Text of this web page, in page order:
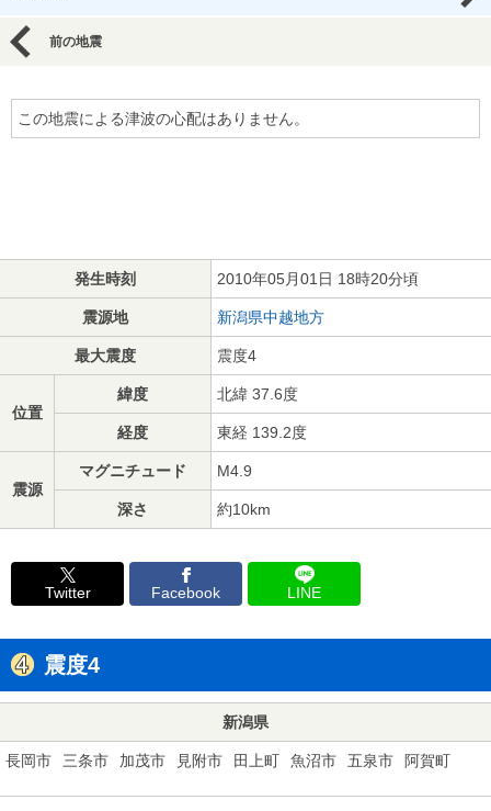
前の地震
この地震による津波の心配はありません。
発生時刻 2010年05月01日 18時20分頃
震源地 新潟県中越地方
最大震度 震度4
位置
緯度 北緯 37.6度
経度 東経 139.2度
震源
マグニチュード M4.9
深さ 約10km
Twitter Facebook LINE
震度4
新潟県
長岡市 三条市 加茂市 見附市 田上町 魚沼市 五泉市 阿賀町